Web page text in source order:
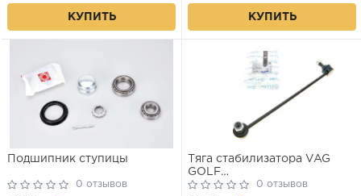
КУПИТЬ КУПИТЬ
Подшипник ступицы
0 отзывов
Тяга стабилизатора VAG
GOLF
4/5/6/7/PASSAT/JETTA/
0 отзывов